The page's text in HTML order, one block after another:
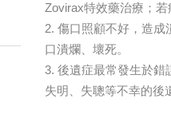
Zovirax特效藥治療；若
2. 傷口照顧不好，造
口潰爛、壞死。
3. 後遺症最常發生於錯
失明、失聰等不幸的後